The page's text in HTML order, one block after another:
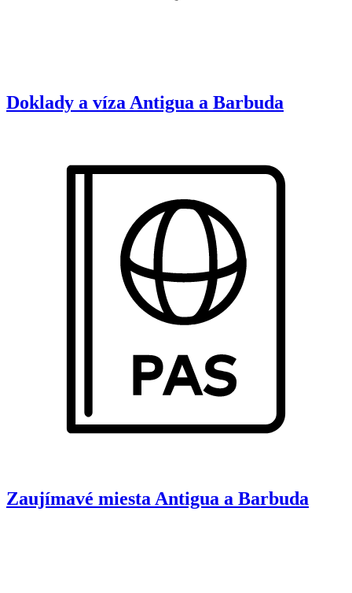
Doklady a víza Antigua a Barbuda
Zaujímavé miesta Antigua a Barbuda